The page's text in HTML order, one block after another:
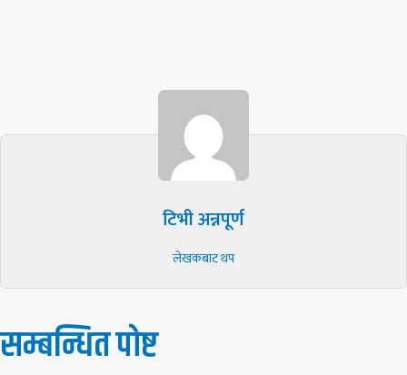
टिभी अन्नपूर्ण
लेखकबाट थप
सम्बन्धित पाेष्ट